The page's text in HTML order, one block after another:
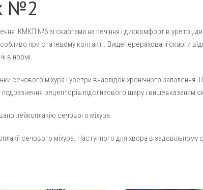
№2
КМКЛ №6 зі скаргами на печіння і дискомфорт в уретрі,
при статевому контакті. Вищеперераховані скарги
в нормі.
сечового міхура і уретри внаслідок хронічного
рецепторів підслизового шару і вищевказаним
лейкоплакію сечового міхура.
сечового міхура. Наступного дня хвора в задовільному